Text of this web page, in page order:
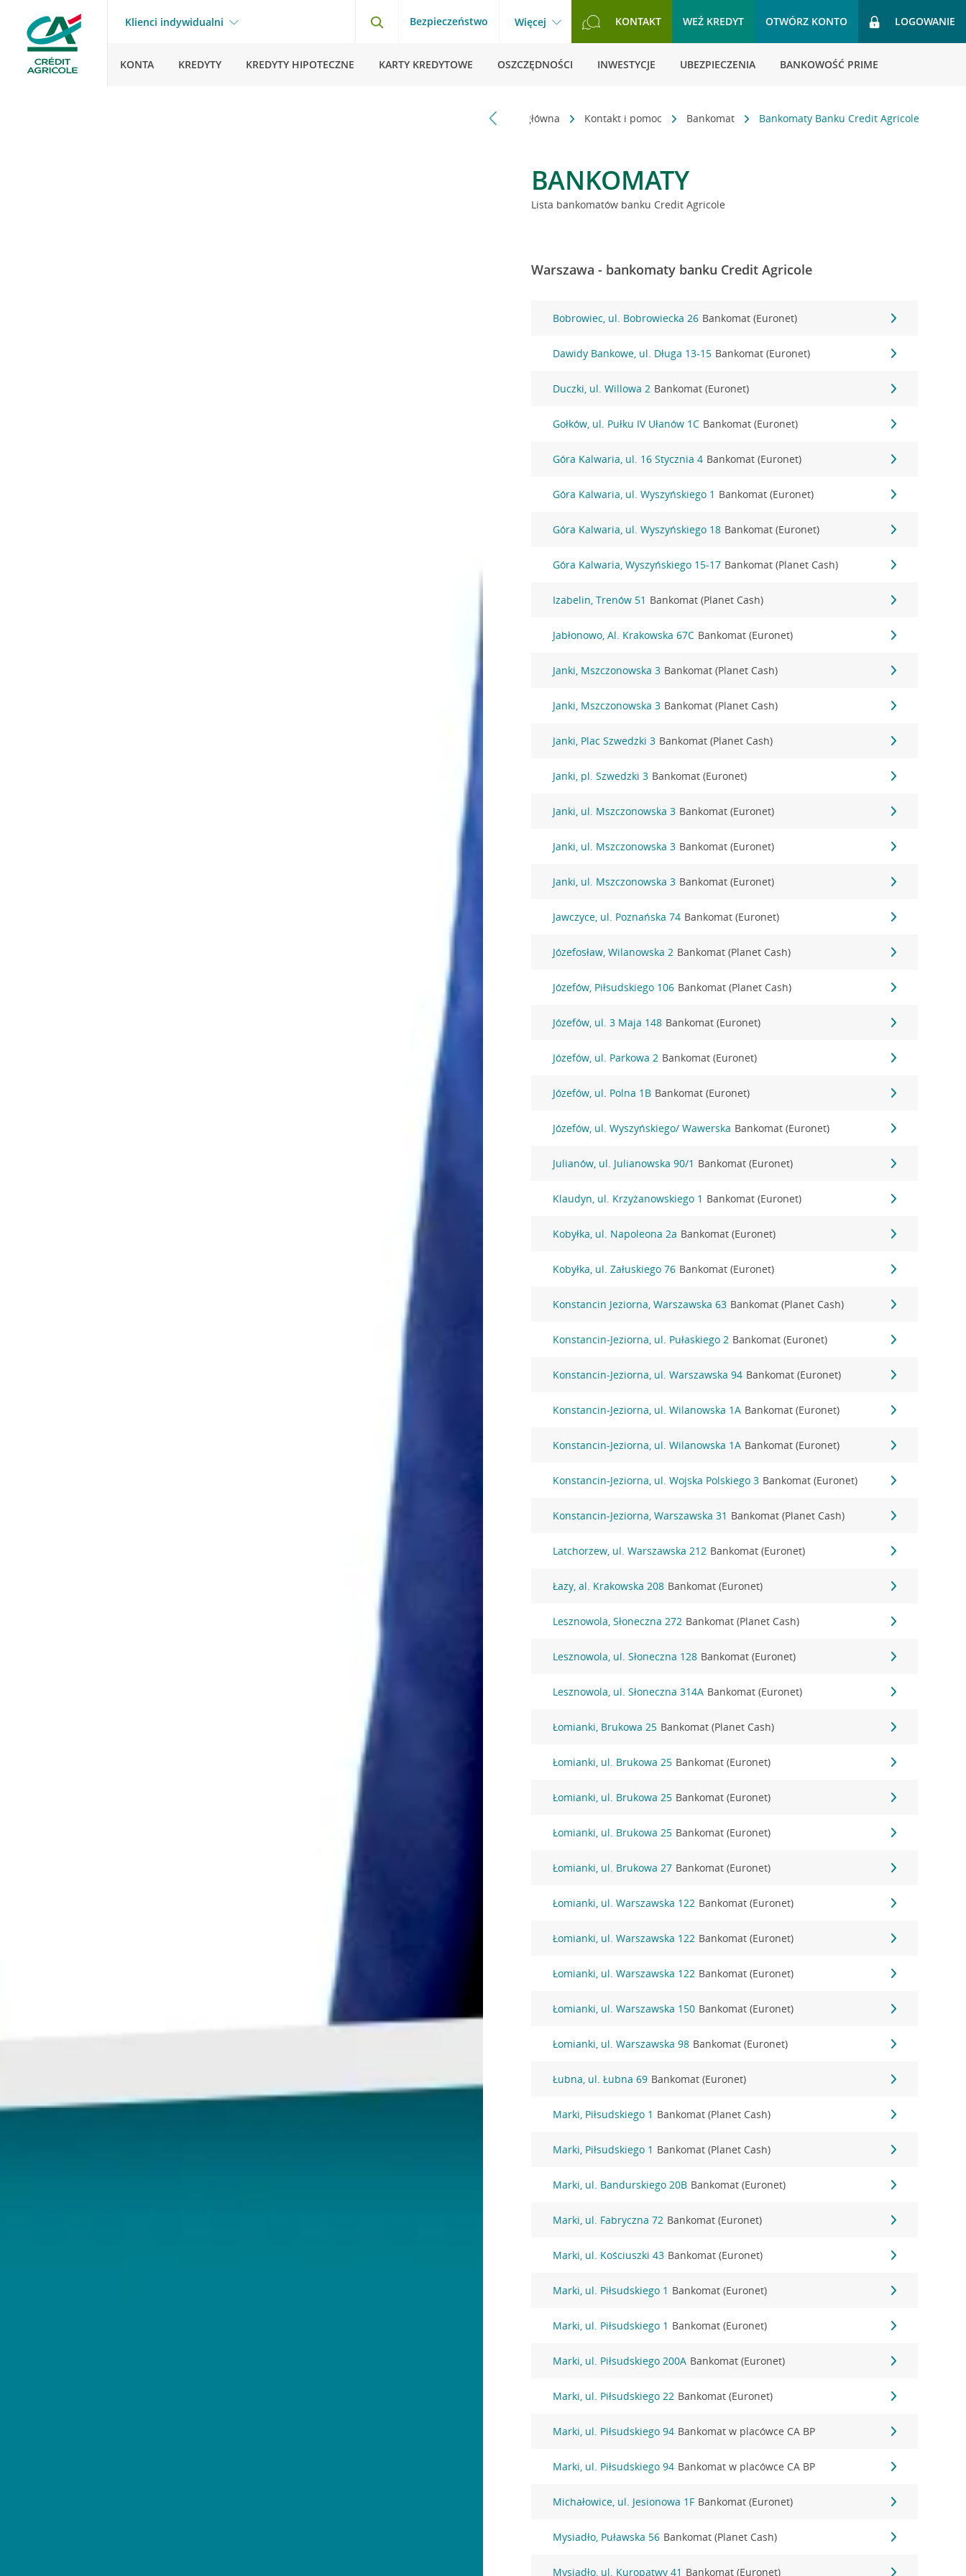
Klienci indywidualni Bezpieczeństwo Więcej KONTAKT WEŹ KREDYT OTWÓRZ KONTO LOGOWANIE
KONTA KREDYTY KREDYTY HIPOTECZNE KARTY KREDYTOWE OSZCZĘDNOŚCI INWESTYCJE UBEZPIECZENIA BANKOWOŚĆ PRIME
Strona główna Kontakt i pomoc Bankomat Bankomaty Banku Credit Agricole
BANKOMATY
Lista bankomatów banku Credit Agricole
Warszawa - bankomaty banku Credit Agricole
Bobrowiec, ul. Bobrowiecka 26 Bankomat (Euronet)
Dawidy Bankowe, ul. Długa 13-15 Bankomat (Euronet)
Duczki, ul. Willowa 2 Bankomat (Euronet)
Gołków, ul. Pułku IV Ułanów 1C Bankomat (Euronet)
Góra Kalwaria, ul. 16 Stycznia 4 Bankomat (Euronet)
Góra Kalwaria, ul. Wyszyńskiego 1 Bankomat (Euronet)
Góra Kalwaria, ul. Wyszyńskiego 18 Bankomat (Euronet)
Góra Kalwaria, Wyszyńskiego 15-17 Bankomat (Planet Cash)
Izabelin, Trenów 51 Bankomat (Planet Cash)
Jabłonowo, Al. Krakowska 67C Bankomat (Euronet)
Janki, Mszczonowska 3 Bankomat (Planet Cash)
Janki, Mszczonowska 3 Bankomat (Planet Cash)
Janki, Plac Szwedzki 3 Bankomat (Planet Cash)
Janki, pl. Szwedzki 3 Bankomat (Euronet)
Janki, ul. Mszczonowska 3 Bankomat (Euronet)
Janki, ul. Mszczonowska 3 Bankomat (Euronet)
Janki, ul. Mszczonowska 3 Bankomat (Euronet)
Jawczyce, ul. Poznańska 74 Bankomat (Euronet)
Józefosław, Wilanowska 2 Bankomat (Planet Cash)
Józefów, Piłsudskiego 106 Bankomat (Planet Cash)
Józefów, ul. 3 Maja 148 Bankomat (Euronet)
Józefów, ul. Parkowa 2 Bankomat (Euronet)
Józefów, ul. Polna 1B Bankomat (Euronet)
Józefów, ul. Wyszyńskiego/ Wawerska Bankomat (Euronet)
Julianów, ul. Julianowska 90/1 Bankomat (Euronet)
Klaudyn, ul. Krzyżanowskiego 1 Bankomat (Euronet)
Kobyłka, ul. Napoleona 2a Bankomat (Euronet)
Kobyłka, ul. Załuskiego 76 Bankomat (Euronet)
Konstancin Jeziorna, Warszawska 63 Bankomat (Planet Cash)
Konstancin-Jeziorna, ul. Pułaskiego 2 Bankomat (Euronet)
Konstancin-Jeziorna, ul. Warszawska 94 Bankomat (Euronet)
Konstancin-Jeziorna, ul. Wilanowska 1A Bankomat (Euronet)
Konstancin-Jeziorna, ul. Wilanowska 1A Bankomat (Euronet)
Konstancin-Jeziorna, ul. Wojska Polskiego 3 Bankomat (Euronet)
Konstancin-Jeziorna, Warszawska 31 Bankomat (Planet Cash)
Latchorzew, ul. Warszawska 212 Bankomat (Euronet)
Łazy, al. Krakowska 208 Bankomat (Euronet)
Lesznowola, Słoneczna 272 Bankomat (Planet Cash)
Lesznowola, ul. Słoneczna 128 Bankomat (Euronet)
Lesznowola, ul. Słoneczna 314A Bankomat (Euronet)
Łomianki, Brukowa 25 Bankomat (Planet Cash)
Łomianki, ul. Brukowa 25 Bankomat (Euronet)
Łomianki, ul. Brukowa 25 Bankomat (Euronet)
Łomianki, ul. Brukowa 25 Bankomat (Euronet)
Łomianki, ul. Brukowa 27 Bankomat (Euronet)
Łomianki, ul. Warszawska 122 Bankomat (Euronet)
Łomianki, ul. Warszawska 122 Bankomat (Euronet)
Łomianki, ul. Warszawska 122 Bankomat (Euronet)
Łomianki, ul. Warszawska 150 Bankomat (Euronet)
Łomianki, ul. Warszawska 98 Bankomat (Euronet)
Łubna, ul. Łubna 69 Bankomat (Euronet)
Marki, Piłsudskiego 1 Bankomat (Planet Cash)
Marki, Piłsudskiego 1 Bankomat (Planet Cash)
Marki, ul. Bandurskiego 20B Bankomat (Euronet)
Marki, ul. Fabryczna 72 Bankomat (Euronet)
Marki, ul. Kościuszki 43 Bankomat (Euronet)
Marki, ul. Piłsudskiego 1 Bankomat (Euronet)
Marki, ul. Piłsudskiego 1 Bankomat (Euronet)
Marki, ul. Piłsudskiego 200A Bankomat (Euronet)
Marki, ul. Piłsudskiego 22 Bankomat (Euronet)
Marki, ul. Piłsudskiego 94 Bankomat w placówce CA BP
Marki, ul. Piłsudskiego 94 Bankomat w placówce CA BP
Michałowice, ul. Jesionowa 1F Bankomat (Euronet)
Mysiadło, Puławska 56 Bankomat (Planet Cash)
Mysiadło, ul. Kuropatwy 41 Bankomat (Euronet)